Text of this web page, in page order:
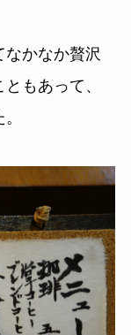
なかなか贅沢
もあって、